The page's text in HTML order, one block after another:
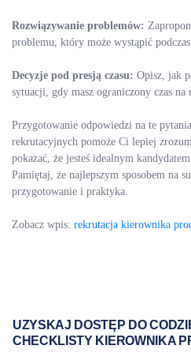
Rozwiązywanie problemów:
problemu, który może wystąpić
Decyzje pod presją czasu: Opisz, jak
sytuacji, gdy masz ograniczony czas na
Przygotowanie odpowiedzi na te
rekrutacyjnych pomoże Ci lepiej
pokazać, że jesteś idealnym
Pamiętaj, że najlepszym sposobem na
przygotowanie i praktyka.
Zobacz wpis: rekrutacja kierownika
UZYSKAJ DOSTĘP DO
CHECKLISTY KIEROWNIKA